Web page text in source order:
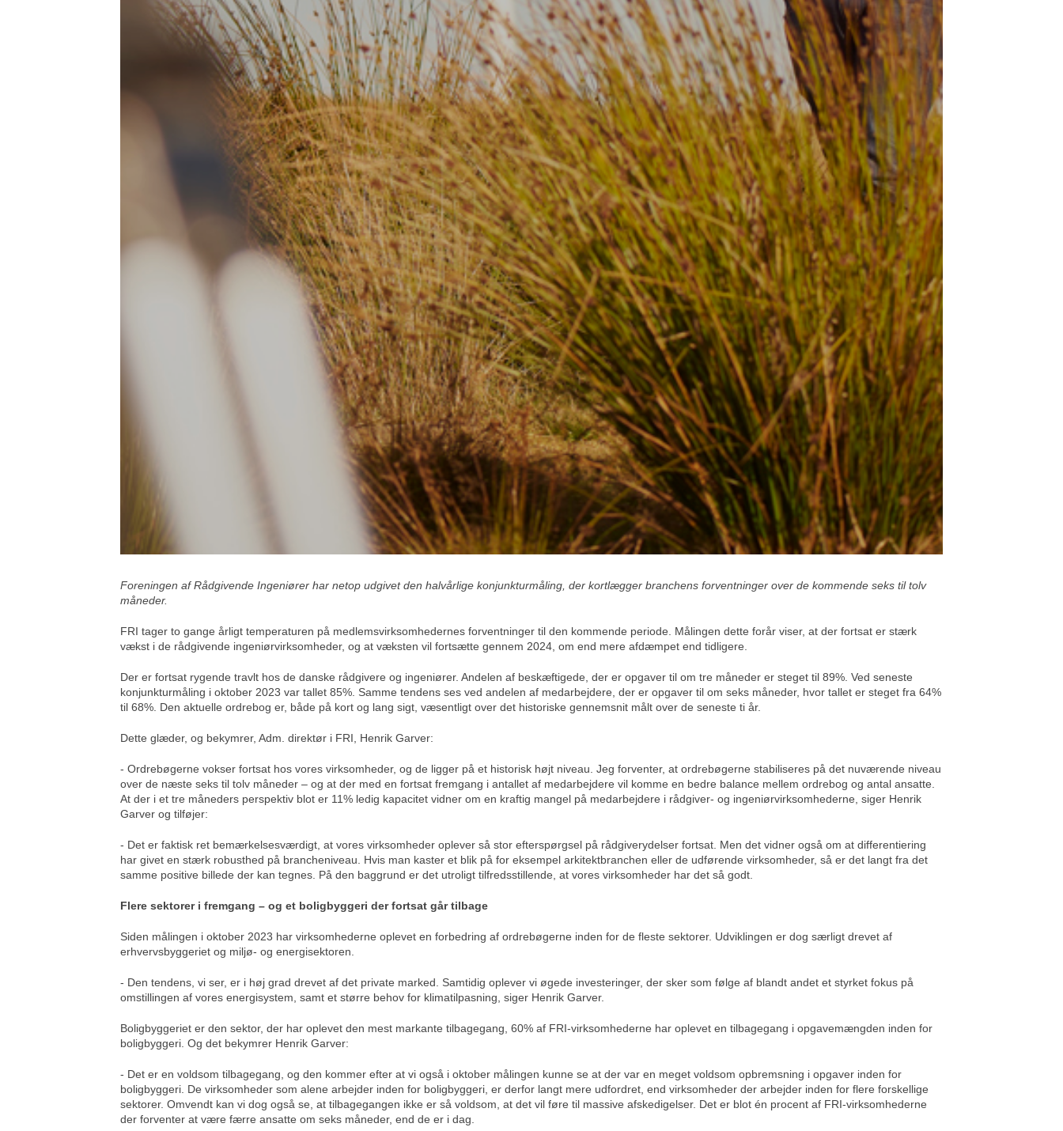
Foreningen af Rådgivende Ingeniører har netop udgivet den halvårlige konjunkturmåling, der kortlægger branchens forventninger over de kommende seks til tolv
måneder.
FRI tager to gange årligt temperaturen på medlemsvirksomhedernes forventninger til den kommende periode. Målingen dette forår viser, at der fortsat er stærk
vækst i de rådgivende ingeniørvirksomheder, og at væksten vil fortsætte gennem 2024, om end mere afdæmpet end tidligere.
Der er fortsat rygende travlt hos de danske rådgivere og ingeniører. Andelen af beskæftigede, der er opgaver til om tre måneder er steget til 89%. Ved seneste
konjunkturmåling i oktober 2023 var tallet 85%. Samme tendens ses ved andelen af medarbejdere, der er opgaver til om seks måneder, hvor tallet er steget fra 64%
til 68%. Den aktuelle ordrebog er, både på kort og lang sigt, væsentligt over det historiske gennemsnit målt over de seneste ti år.
Dette glæder, og bekymrer, Adm. direktør i FRI, Henrik Garver:
- Ordrebøgerne vokser fortsat hos vores virksomheder, og de ligger på et historisk højt niveau. Jeg forventer, at ordrebøgerne stabiliseres på det nuværende niveau
over de næste seks til tolv måneder – og at der med en fortsat fremgang i antallet af medarbejdere vil komme en bedre balance mellem ordrebog og antal ansatte.
At der i et tre måneders perspektiv blot er 11% ledig kapacitet vidner om en kraftig mangel på medarbejdere i rådgiver- og ingeniørvirksomhederne, siger Henrik
Garver og tilføjer:
- Det er faktisk ret bemærkelsesværdigt, at vores virksomheder oplever så stor efterspørgsel på rådgiverydelser fortsat. Men det vidner også om at differentiering
har givet en stærk robusthed på brancheniveau. Hvis man kaster et blik på for eksempel arkitektbranchen eller de udførende virksomheder, så er det langt fra det
samme positive billede der kan tegnes. På den baggrund er det utroligt tilfredsstillende, at vores virksomheder har det så godt.
Flere sektorer i fremgang – og et boligbyggeri der fortsat går tilbage
Siden målingen i oktober 2023 har virksomhederne oplevet en forbedring af ordrebøgerne inden for de fleste sektorer. Udviklingen er dog særligt drevet af
erhvervsbyggeriet og miljø- og energisektoren.
- Den tendens, vi ser, er i høj grad drevet af det private marked. Samtidig oplever vi øgede investeringer, der sker som følge af blandt andet et styrket fokus på
omstillingen af vores energisystem, samt et større behov for klimatilpasning, siger Henrik Garver.
Boligbyggeriet er den sektor, der har oplevet den mest markante tilbagegang, 60% af FRI-virksomhederne har oplevet en tilbagegang i opgavemængden inden for
boligbyggeri. Og det bekymrer Henrik Garver:
- Det er en voldsom tilbagegang, og den kommer efter at vi også i oktober målingen kunne se at der var en meget voldsom opbremsning i opgaver inden for
boligbyggeri. De virksomheder som alene arbejder inden for boligbyggeri, er derfor langt mere udfordret, end virksomheder der arbejder inden for flere forskellige
sektorer. Omvendt kan vi dog også se, at tilbagegangen ikke er så voldsom, at det vil føre til massive afskedigelser. Det er blot én procent af FRI-virksomhederne
der forventer at være færre ansatte om seks måneder, end de er i dag.